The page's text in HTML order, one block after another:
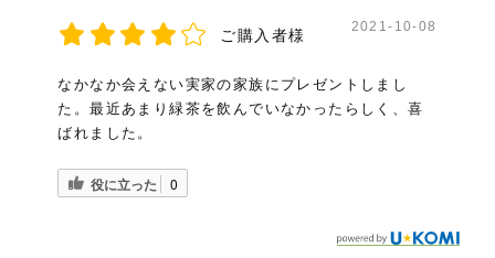
ご購入者様 2021-10-08
なかなか会えない実家の家族にプレゼントしまし
た。最近あまり緑茶を飲んでいなかったらしく、喜
ばれました。
役に立った 0